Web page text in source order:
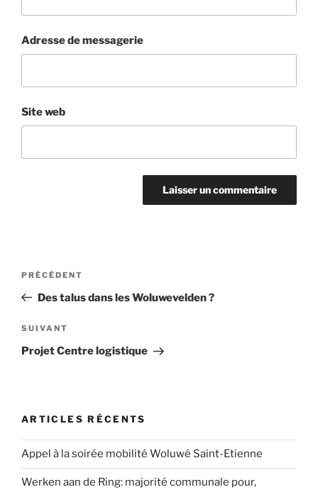
Adresse de messagerie
Site web
Navigation
l’article
Article
précédent
PRÉCÉDENT
Des talus dans les Woluwevelden ?
Article
suivant
SUIVANT
Projet Centre logistique
ARTICLES RÉCENTS
Appel à la soirée mobilité Woluwé Saint-Etienne
Werken aan de Ring: majorité communale pour,